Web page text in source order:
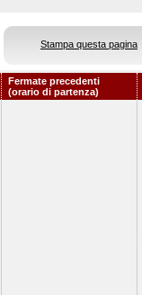
Stampa questa pagina
Fermate precedenti
(orario di partenza)